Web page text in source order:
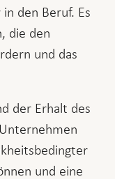
den Beruf. Es
die den
und das
der Erhalt des
und eine